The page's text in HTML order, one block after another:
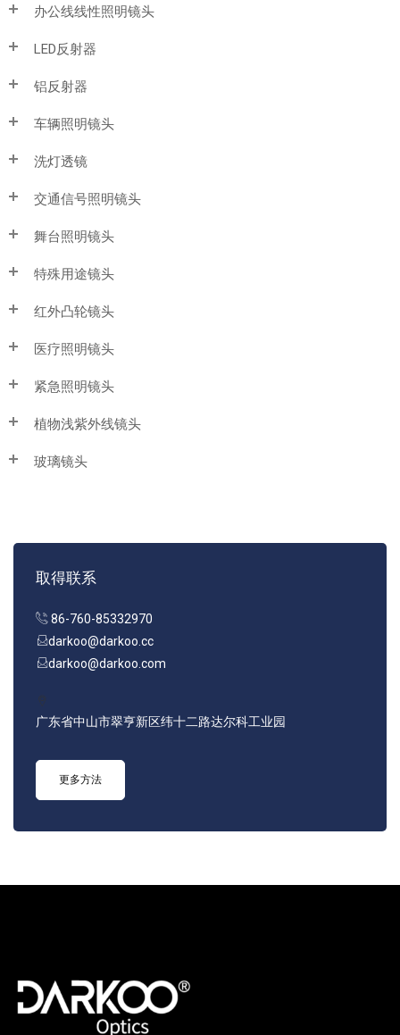
办公线线性照明镜头
LED反射器
铝反射器
车辆照明镜头
洗灯透镜
交通信号照明镜头
舞台照明镜头
特殊用途镜头
红外凸轮镜头
医疗照明镜头
紧急照明镜头
植物浅紫外线镜头
玻璃镜头
取得联系
86-760-85332970
darkoo@darkoo.cc
darkoo@darkoo.com
广东省中山市翠亨新区纬十二路达尔科工业园
更多方法